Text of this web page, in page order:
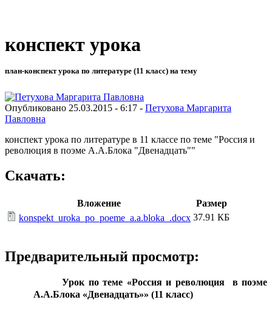
конспект урока
план-конспект урока по литературе (11 класс) на тему
Опубликовано 25.03.2015 - 6:17 - Петухова Маргарита
Павловна
конспект урока по литературе в 11 классе по теме "Россия и
революция в поэме А.А.Блока "Двенадцать""
Скачать:
Вложение
Размер
konspekt_uroka_po_poeme_a.a.bloka_.docx 37.91 КБ
Предварительный просмотр:
Урок по теме «Россия и революция в поэме
А.А.Блока «Двенадцать»» (11 класс)